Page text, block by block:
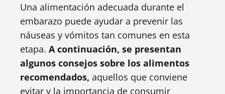
Una alimentación adecuada durante el
embarazo puede ayudar a prevenir las
náuseas y vómitos tan comunes en esta
etapa. A continuación, se presentan
algunos consejos sobre los alimentos
recomendados, aquellos que conviene
evitar y la importancia de consumir